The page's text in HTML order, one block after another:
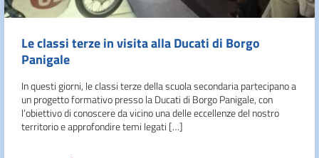
Le classi terze in visita alla Ducati di Borgo
Panigale
In questi giorni, le classi terze della scuola secondaria partecipano a
un progetto formativo presso la Ducati di Borgo Panigale, con
l’obiettivo di conoscere da vicino una delle eccellenze del nostro
territorio e approfondire temi legati […]